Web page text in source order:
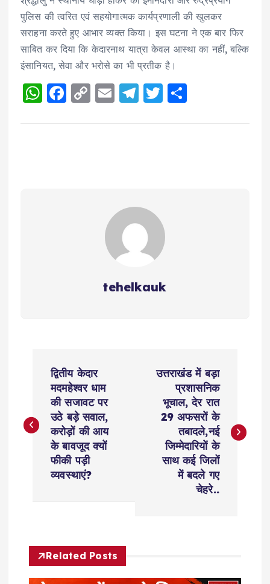
पुलिस की त्वरित एवं सहयोगात्मक कार्यप्रणाली की खुलकर
सराहना करते हुए आभार व्यक्त किया। इस घटना ने एक बार फिर
साबित कर दिया कि केदारनाथ यात्रा केवल आस्था का नहीं, बल्कि
इंसानियत, सेवा और भरोसे का भी प्रतीक है।
W
a
F
c
C
p
E
ai
T
e
m
T
it a
tehelkauk
s
v
द्वितीय केदार
मदमहेश्वर धाम
की सजावट पर
उठे बड़े सवाल,
करोड़ों की आय
के बावजूद क्यों
फीकी पड़ी
व्यवस्थाएं?
उत्तराखंड में बड़ा
प्रशासनिक
भूचाल, देर रात
29 अफसरों के
तबादले,नई
जिम्मेदारियों के
साथ कई जिलों
में बदले गए
चेहरे..
Related Posts